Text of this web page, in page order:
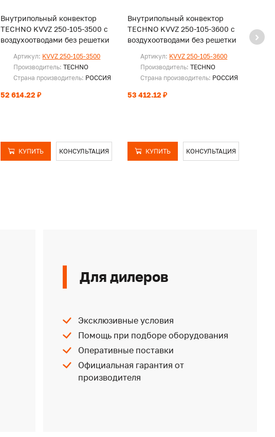
Внутрипольный конвектор
TECHNO KVVZ 250-105-3500 с
воздухоотводами без решетки
Артикул: KVVZ 250-105-3500
Производитель:TECHNO
Страна производитель: РОССИЯ
52 614.22 ₽
КУПИТЬ КОНСУЛЬТАЦИЯ
Внутрипольный конвектор
TECHNO KVVZ 250-105-3600 с
воздухоотводами без решетки
Артикул: KVVZ 250-105-3600
Производитель:TECHNO
Страна производитель: РОССИЯ
53 412.12 ₽
КУПИТЬ КОНСУЛЬТАЦИЯ
Для дилеров
Эксклюзивные условия
Помощь при подборе оборудования
Оперативные поставки
Официальная гарантия от
производителя